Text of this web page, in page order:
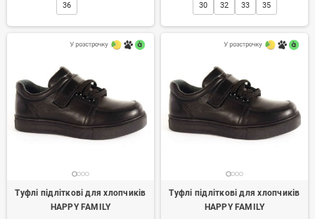
36 30 32 33 35
Туфлі підліткові для хлопчиків
HAPPY FAMILY
Туфлі підліткові для хлопчиків
HAPPY FAMILY